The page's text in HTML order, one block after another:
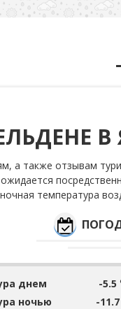
В
а также отзывам
температура
днем
ночью
-5.5
-11.7